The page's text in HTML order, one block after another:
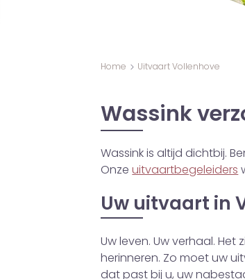
Home Uitvaart Vollenhove
Wassink
Wassink is altijd dichtbij.
Onzeuitvaartbegeleiders
Uw uitvaart in
Uw leven. Uw verhaal.
herinneren. Zo moet uw
dat past bij u, uw